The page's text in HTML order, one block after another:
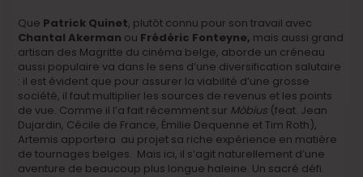
Que Patrick Quinet, plutôt connu pour son travail avec
Chantal Akerman ou Frédéric Fonteyne, mais aussi grand
artisan des Magritte du cinéma belge, aborde un créneau
aussi populaire va dans le sens d’une diversification salutaire
: il est évident que pour assurer la viabilité d’une grosse
société, il faut multiplier les sources de revenus et les points
de vue. Comme il l’a fait récemment sur Möbius (feat. Jean
Dujardin, Cécile de France, Émilie Dequenne et Tim Roth),
Artemis apportera au projet sa riche expérience en matière
de tournages belges. Mais ici, il s’agit naturellement d’une
aventure de beaucoup plus longue haleine. Un sacré défi.